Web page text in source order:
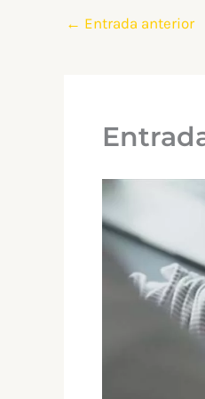
← Entrada anterior